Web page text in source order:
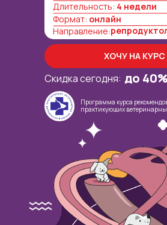
ХОЧУ НА КУРС
до 40%
Скидка сегодня:
Программа курса
практикующих
Длительность: 4 недели
Формат: онлайн
Направление: